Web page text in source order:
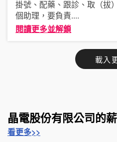
掛號、配藥、跟診、取（拔
個助理，要負責....
閱讀更多並解鎖
載入
晶電股份有限公司的
看更多>>